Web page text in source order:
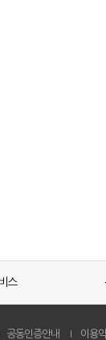
스
공동인증안내 이용